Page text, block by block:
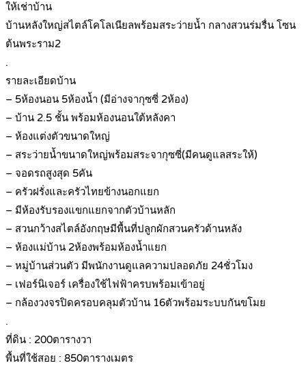
ให้เช่าบ้าน
บ้านหลังใหญ่สไตล์โคโลเนียลพร้อมสระว่ายน้ำ กลางสวนร่มรื่น โซน
ต้นพระราม2
.
รายละเอียดบ้าน
– 5ห้องนอน 5ห้องน้ำ (มีอ่างจากุซซี่ 2ห้อง)
– บ้าน 2.5 ชั้น พร้อมห้องนอนใต้หลังคา
– ห้องแต่งตัวขนาดใหญ่
– สระว่ายน้ำขนาดใหญ่พร้อมสระจากุซซี่(มีคนดูแลสระให้)
– จอดรถสูงสุด 5คัน
– ครัวฝรั่งและครัวไทยข้างนอกแยก
– มีห้องรับรองแขกแยกจากตัวบ้านหลัก
– สวนกว้างสไตล์อังกฤษมีพื้นที่ปลูกผักสวนครัวด้านหลัง
– ห้องแม่บ้าน 2ห้องพร้อมห้องน้ำแยก
– หมู่บ้านส่วนตัว มีพนักงานดูแลความปลอดภัย 24ชั่วโมง
– เฟอร์นิเจอร์ เครื่องใช้ไฟฟ้าครบพร้อมเข้าอยู่
– กล้องวงจรปิดครอบคลุมตัวบ้าน 16ตัวพร้อมระบบกันขโมย
.
ที่ดิน : 200ตารางวา
พื้นที่ใช้สอย : 850ตารางเมตร